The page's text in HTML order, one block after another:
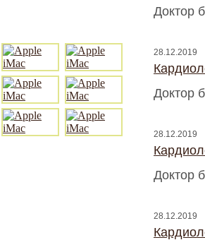
Доктор
28.12.2019
Доктор
28.12.2019
Доктор
28.12.2019